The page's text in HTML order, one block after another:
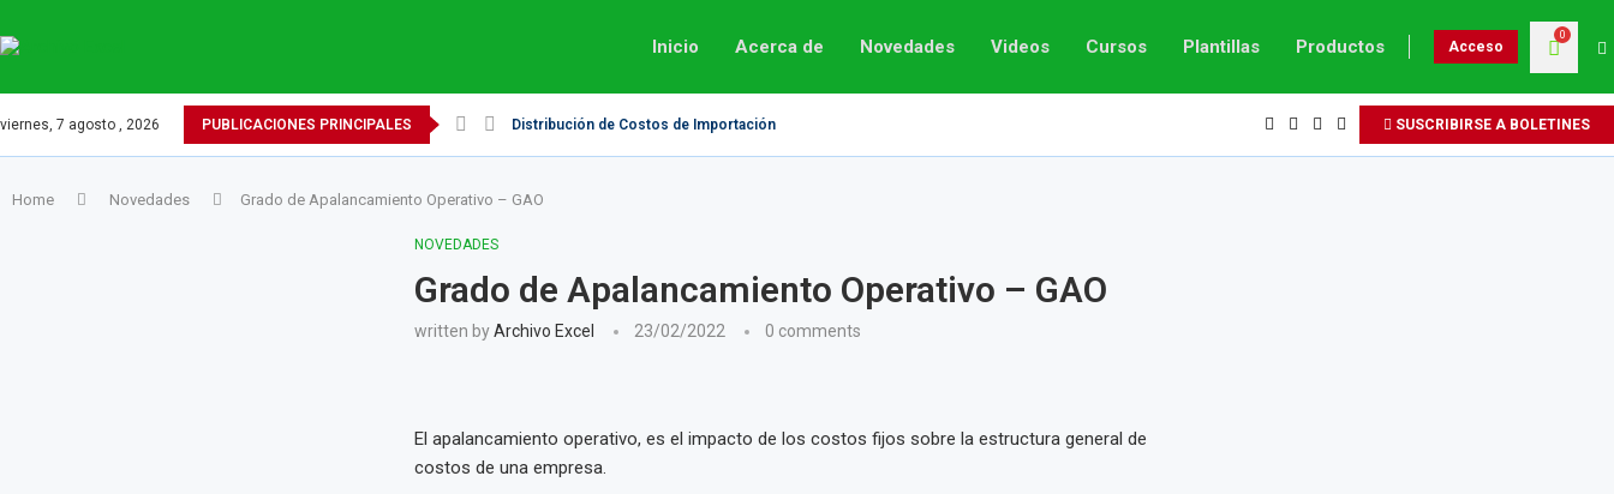
Inicio Acerca de Novedades Videos Cursos Plantillas Productos Acceso
0
viernes, 7 agosto , 2026 PUBLICACIONES PRINCIPALES Distribución de Costos de Importación SUSCRIBIRSE A BOLETINES
Home Novedades Grado de Apalancamiento Operativo – GAO
NOVEDADES
Grado de Apalancamiento Operativo – GAO
written byArchivo Excel 23/02/2022 0 comments
El apalancamiento operativo, es el impacto de los costos fijos sobre la estructura general de
costos de una empresa.